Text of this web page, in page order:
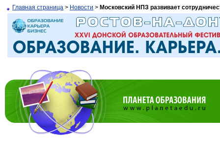
Главная страница > Новости > Московский НПЗ развивает